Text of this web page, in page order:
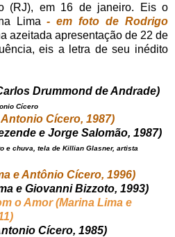
(RJ), em 16 de janeiro. Eis o
Lima- em foto de Rodrigo
azeitada apresentação de 22 de
eis a letra de seu inédito
Drummond de Andrade)
Cícero
Cícero, 1987)
e Jorge Salomão, 1987)
e chuva, tela de Killian Glasner, artista
e Antônio Cícero, 1996)
e Giovanni Bizzoto, 1993)
o Amor (Marina Lima e
Cícero, 1985)